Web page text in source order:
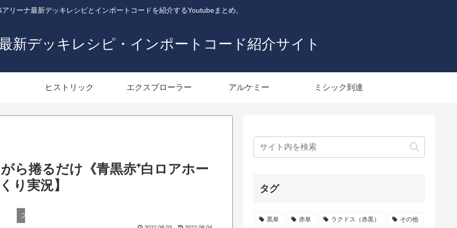
リーナ最新デッキレシピとインポートコードを紹介するYoutubeまとめ。
新デッキレシピ・インポートコード紹介サイト
ヒストリック エクスプローラー アルケミー ミシック到達
ら捲るだけ《青黒赤⁺白ロアホー
り実況】
スタンダード
タグ
黒単 赤単 ラクドス（赤黒） その他